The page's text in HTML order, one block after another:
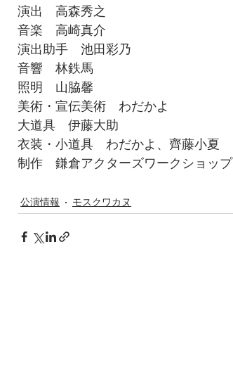
演出　高森秀之
音楽　高崎真介
演出助手　池田彩乃
音響　林鉄馬
照明　山脇馨
美術・宣伝美術　わだかよ
大道具　伊藤大助
衣装・小道具　わだかよ、齊藤小夏
制作　鎌倉アクターズワークショップ
公演情報 モスクワカヌ